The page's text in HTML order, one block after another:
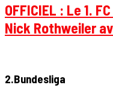
OFFICIEL : Le 1.
Nick Rothweiler
2.Bundesliga